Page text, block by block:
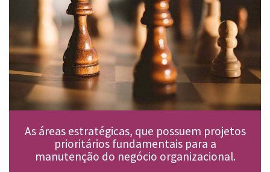
As áreas estratégicas, que possuem projetos
prioritários fundamentais para a
manutenção do negócio organizacional.